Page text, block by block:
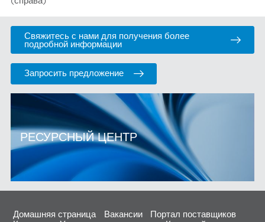
Свяжитесь с нами для получения более
подробной информации
Запросить предложение
РЕСУРСНЫЙ ЦЕНТР
Домашняя страница Вакансии
Портал поставщиков